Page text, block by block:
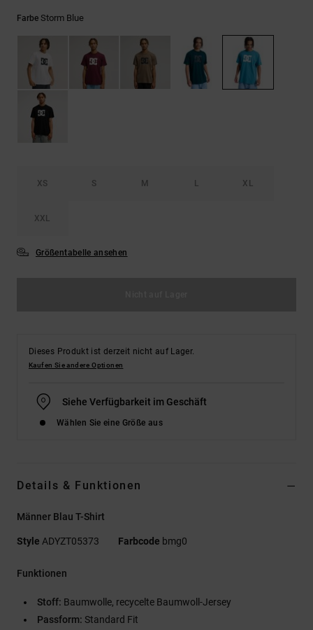
Farbe Storm Blue
XS S M L XL
XXL
Größentabelle ansehen
Dieses Produkt ist derzeit nicht auf Lager.
Kaufen Sie andere Optionen
Siehe Verfügbarkeit im Geschäft
Wählen Sie eine Größe aus
Details & Funktionen
Männer Blau T-Shirt
Style ADYZT05373 Farbcode bmg0
Funktionen
Stoff: Baumwolle, recycelte Baumwoll-Jersey
Passform: Standard Fit